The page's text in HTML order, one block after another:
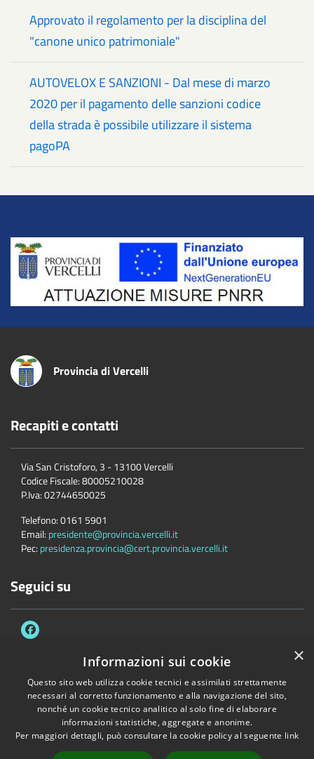
Approvato il regolamento per la disciplina del
"canone unico patrimoniale"
AUTOVELOX E SANZIONI - Dal mese di marzo
2020 per il pagamento delle sanzioni codice
della strada è possibile utilizzare il sistema
pagoPA
Title
Provincia di Vercelli
Recapiti e contatti
Via San Cristoforo, 3 - 13100 Vercelli
Codice Fiscale:80005210028
P.Iva:02744650025
Telefono:0161 5901
Email: presidente@provincia.vercelli.it
Pec: presidenza.provincia@cert.provincia.vercelli.it
Seguici su
Accessibilità Privacy Cookie
Mappa del sito
Dichiarazione di accessibilità e meccanismo di feedback
Link Utili
Copyright © 2026 • Provincia di Vercelli • Powered byMunicipium•
×
Informazioni sui cookie
Questo sito web utilizza cookie tecnici e assimilati strettamente
necessari al corretto funzionamento e alla navigazione del sito,
nonché un cookie tecnico analitico al solo fine di elaborare
informazioni statistiche, aggregate e anonime.
Per maggiori dettagli, può consultare la cookie policy al seguente link